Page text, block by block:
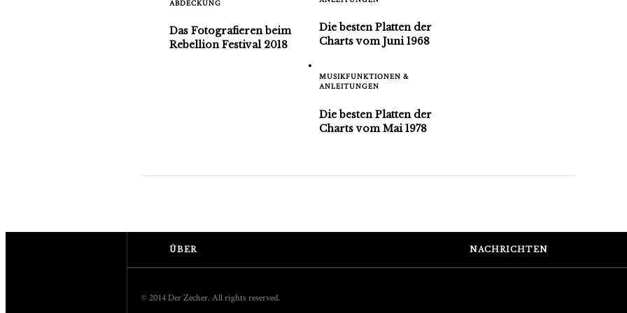
ABDECKUNG
Das Fotografieren beim
Rebellion Festival 2018
Die besten Platten der
Charts vom Juni 1968
MUSIKFUNKTIONEN &
ANLEITUNGEN
Die besten Platten der
Charts vom Mai 1978
ÜBER NACHRICHTEN
© 2014 Der Zecher. All rights reserved.